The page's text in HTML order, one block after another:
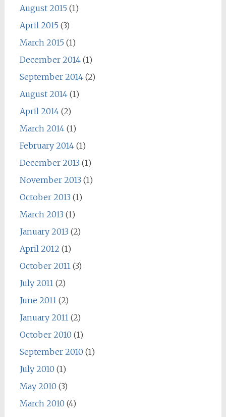
August 2015 (1)
April 2015 (3)
March 2015 (1)
December 2014(1)
September 2014(2)
August 2014(1)
April 2014(2)
March 2014(1)
February 2014(1)
December 2013 (1)
November 2013 (1)
October 2013 (1)
March 2013 (1)
January 2013 (2)
April 2012 (1)
October 2011(3)
July 2011(2)
June 2011(2)
January 2011(2)
October 2010 (1)
September 2010 (1)
July 2010 (1)
May 2010 (3)
March 2010 (4)